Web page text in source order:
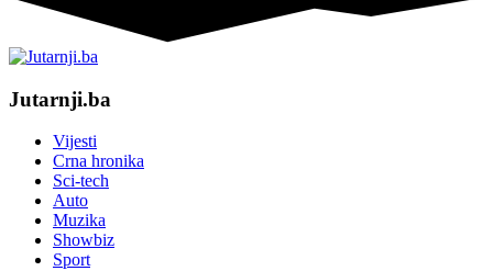
Jutarnji.ba
Vijesti
Crna hronika
Sci-tech
Auto
Muzika
Showbiz
Sport